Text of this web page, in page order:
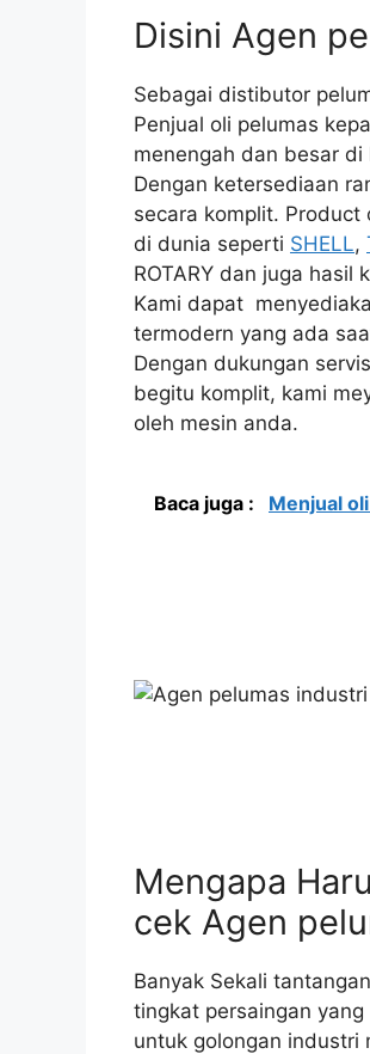
Disini Agen
Sebagai distibutor
Penjual oli pelumas
menengah dan besar
Dengan ketersediaan
secara komplit.
di dunia seperti SHELL,
ROTARY dan juga
Kami dapat
termodern yang ada
Dengan dukungan
begitu komplit, kami
oleh mesin anda.
Baca juga : Menjual
Mengapa
cek Agen
Banyak Sekali
tingkat persaingan
untuk golongan industri